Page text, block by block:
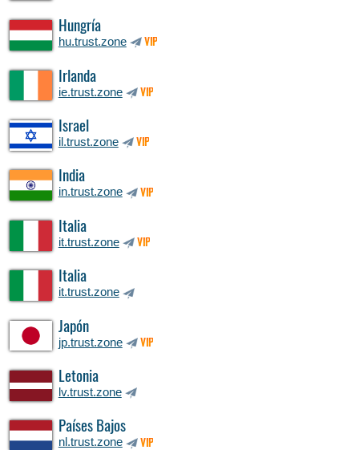
Hungría
hu.trust.zone VIP
Irlanda
ie.trust.zone VIP
Israel
il.trust.zone VIP
India
in.trust.zone VIP
Italia
it.trust.zone VIP
Italia
it.trust.zone
Japón
jp.trust.zone VIP
Letonia
lv.trust.zone
Países Bajos
nl.trust.zone VIP